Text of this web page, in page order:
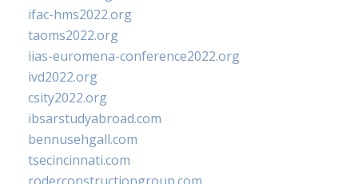
ifac-hms2022.org
taoms2022.org
iias-euromena-conference2022.org
ivd2022.org
csity2022.org
ibsarstudyabroad.com
bennusehgall.com
tsecincinnati.com